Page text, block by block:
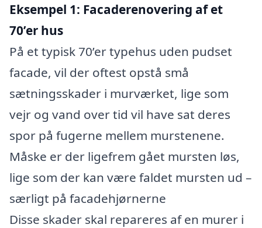
Eksempel 1: Facaderenovering af et
70’er hus
På et typisk 70’er typehus uden pudset
facade, vil der oftest opstå små
sætningsskader i murværket, lige som
vejr og vand over tid vil have sat deres
spor på fugerne mellem murstenene.
Måske er der ligefrem gået mursten løs,
lige som der kan være faldet mursten ud –
særligt på facadehjørnerne
Disse skader skal repareres af en murer i